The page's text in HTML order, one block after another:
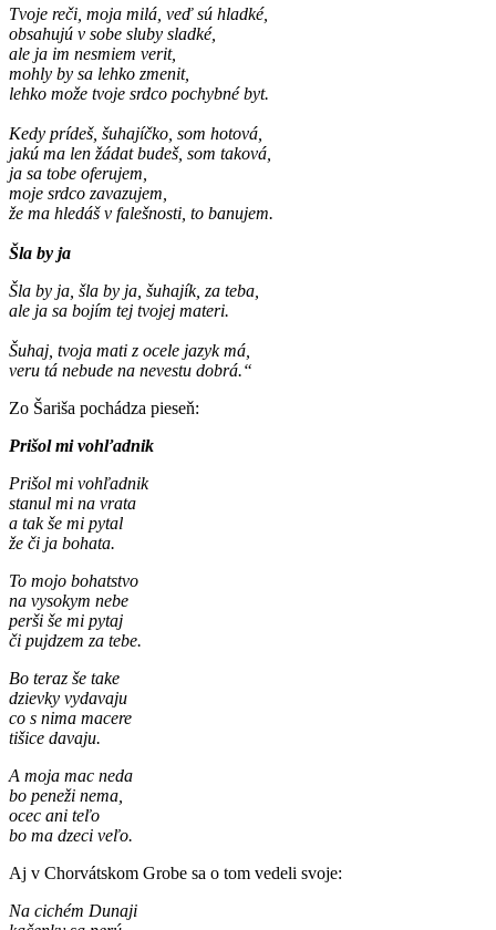
Tvoje reči, moja milá, veď sú hladké,
obsahujú v sobe sluby sladké,
ale ja im nesmiem verit,
mohly by sa lehko zmenit,
lehko može tvoje srdco pochybné byt.
Kedy prídeš, šuhajíčko, som hotová,
jakú ma len žádat budeš, som taková,
ja sa tobe oferujem,
moje srdco zavazujem,
že ma hledáš v falešnosti, to banujem.
Šla by ja
Šla by ja, šla by ja, šuhajík, za teba,
ale ja sa bojím tej tvojej materi.
Šuhaj, tvoja mati z ocele jazyk má,
veru tá nebude na nevestu dobrá.“
Zo Šariša pochádza pieseň:
Prišol mi vohľadnik
Prišol mi vohľadnik
stanul mi na vrata
a tak še mi pytal
že či ja bohata.
To mojo bohatstvo
na vysokym nebe
perši še mi pytaj
či pujdzem za tebe.
Bo teraz še take
dzievky vydavaju
co s nima macere
tišice davaju.
A moja mac neda
bo peneži nema,
ocec ani teľo
bo ma dzeci veľo.
Aj v Chorvátskom Grobe sa o tom vedeli svoje:
Na cichém Dunaji